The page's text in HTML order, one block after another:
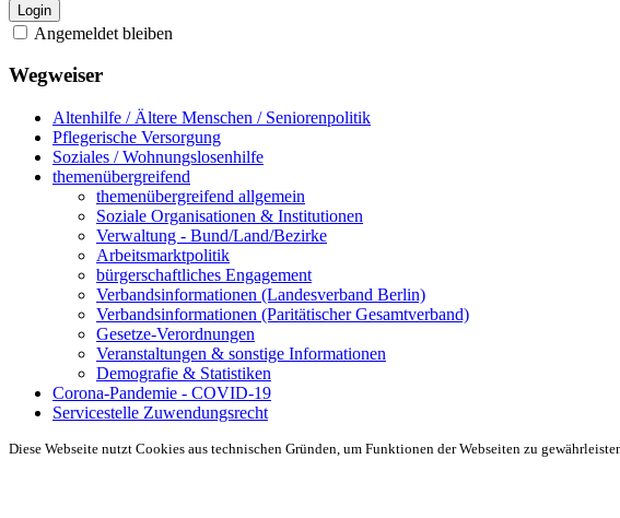
Login
Angemeldet bleiben
Wegweiser
Altenhilfe / Ältere Menschen / Seniorenpolitik
Pflegerische Versorgung
Soziales / Wohnungslosenhilfe
themenübergreifend
themenübergreifend allgemein
Soziale Organisationen & Institutionen
Verwaltung - Bund/Land/Bezirke
Arbeitsmarktpolitik
bürgerschaftliches Engagement
Verbandsinformationen (Landesverband Berlin)
Verbandsinformationen (Paritätischer Gesamtverband)
Gesetze-Verordnungen
Veranstaltungen & sonstige Informationen
Demografie & Statistiken
Corona-Pandemie - COVID-19
Servicestelle Zuwendungsrecht
Diese Webseite nutzt Cookies aus technischen Gründen, um Funktionen der Webseiten zu